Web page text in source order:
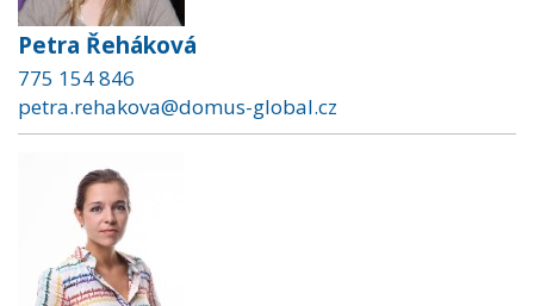
Petra Řeháková
775 154 846
petra.rehakova@domus-global.cz